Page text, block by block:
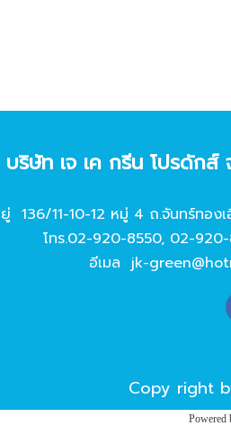
บริษัท เจ เค กรีน โปรดัก
136/11-10-12 หมู่ 4 ถ.จันทร์ทอง
โทร.02-920-8550, 02-
อีเมล jk-
Copy right
Powered